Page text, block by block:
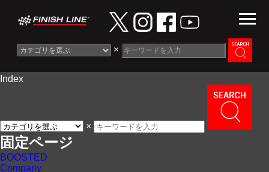
×
Information
Maintenance Guide
Contact
Index
×
固定ページ
BOOSTED
Company